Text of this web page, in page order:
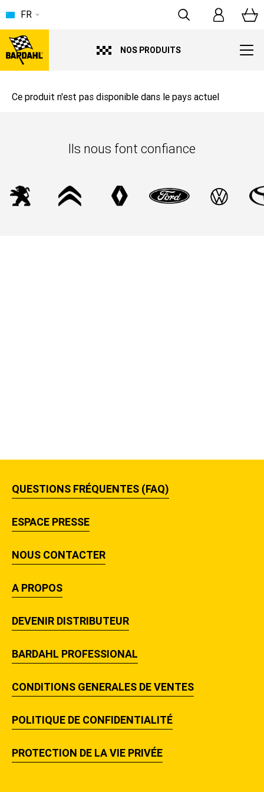
NOS PRODUITS
FR
Ce produit n'est pas disponible dans le pays actuel
Ils nous font confiance
QUESTIONS FRÉQUENTES (FAQ)
ESPACE PRESSE
NOUS CONTACTER
A PROPOS
DEVENIR DISTRIBUTEUR
BARDAHL PROFESSIONAL
CONDITIONS GENERALES DE VENTES
POLITIQUE DE CONFIDENTIALITÉ
PROTECTION DE LA VIE PRIVÉE